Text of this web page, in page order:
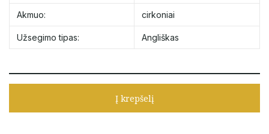
Akmuo: cirkoniai
Užsegimo tipas: Angliškas
Į krepšelį